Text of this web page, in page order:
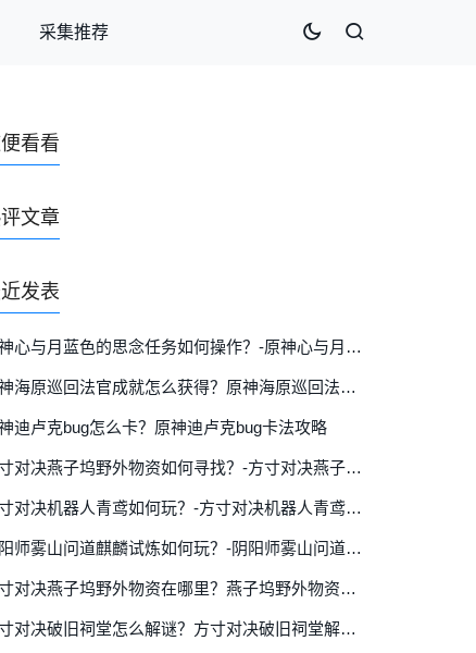
采集推荐
看看
文章
发表
原神心与月蓝色的思念任务如何操作？-原神心与月蓝色的思念任务玩法攻略详细介绍
原神海原巡回法官成就怎么获得？原神海原巡回法官成就攻略
迪卢克bug怎么卡？原神迪卢克bug卡法攻略
方寸对决燕子坞野外物资如何寻找？-方寸对决燕子坞野外物资详细位置分布图
方寸对决机器人青鸢如何玩？-方寸对决机器人青鸢玩法详细攻略
阴阳师雾山问道麒麟试炼如何玩？-阴阳师雾山问道麒麟试炼玩法详细介绍
方寸对决燕子坞野外物资在哪里？燕子坞野外物资位置攻略介绍
方寸对决破旧祠堂怎么解谜？方寸对决破旧祠堂解谜攻略